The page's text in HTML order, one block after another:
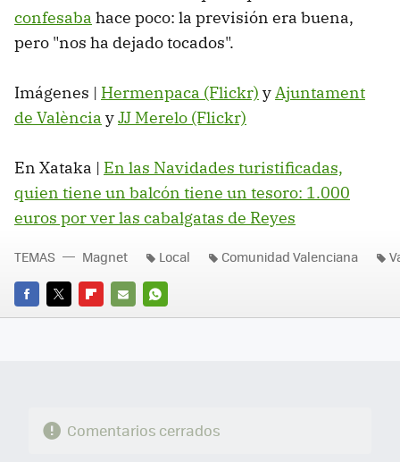
confesaba hace poco: la previsión era buena,
pero "nos ha dejado tocados".
​Imágenes | Hermenpaca (Flickr) yAjuntament
de València yJJ Merelo (Flickr)
En Xataka | En las Navidades turistificadas,
quien tiene un balcón tiene un tesoro: 1.000
euros por ver las cabalgatas de Reyes
FACEBOOK
TWITTERFLIPBOARD
E-
WHATSAPP
TEMAS Magnet Local Comunidad Valenciana
Comentarios cerrados